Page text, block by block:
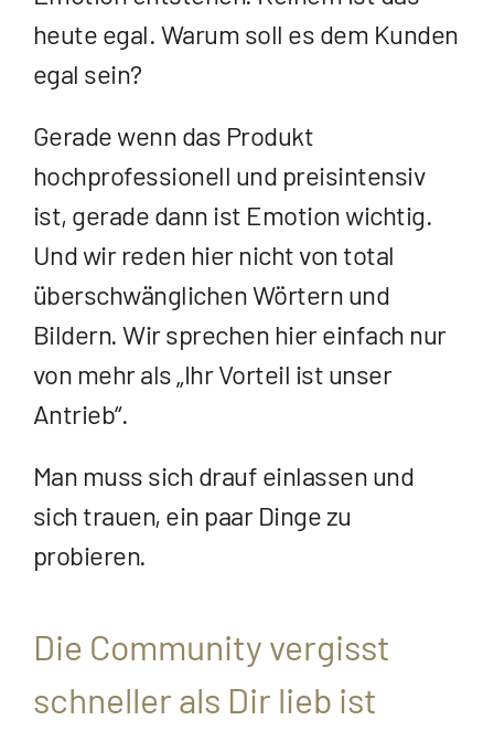
heute egal. Warum soll es dem Kunden
egal sein?
Gerade wenn das Produkt
hochprofessionell und preisintensiv
ist, gerade dann ist Emotion wichtig.
Und wir reden hier nicht von total
überschwänglichen Wörtern und
Bildern. Wir sprechen hier einfach nur
von mehr als „Ihr Vorteil ist unser
Antrieb“.
Man muss sich drauf einlassen und
sich trauen, ein paar Dinge zu
probieren.
Die Community vergisst
schneller als Dir lieb ist